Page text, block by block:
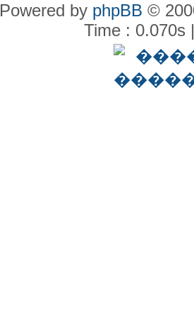
Powered by phpBB ©
Time : 0.070s